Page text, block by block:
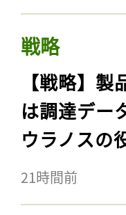
戦略
【戦略】
は調達デー
ウラノスの
21時間前